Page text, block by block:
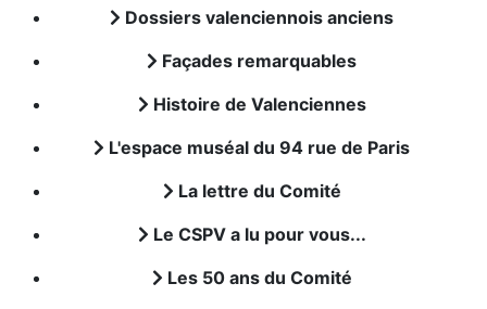
Dossiers valenciennois anciens
Façades remarquables
Histoire de Valenciennes
L'espace muséal du 94 rue de Paris
La lettre du Comité
Le CSPV a lu pour vous...
Les 50 ans du Comité